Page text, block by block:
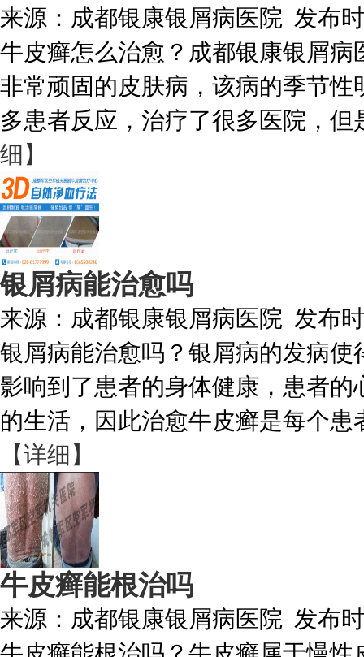
来源： 成都银康银屑病医院 发布
牛皮癣怎么治愈？成都银康银屑
非常顽固的皮肤病，该病的季节
多患者反应，治疗了很多医院，
细】
银屑病能治愈吗
来源： 成都银康银屑病医院 发布
银屑病能治愈吗？银屑病的发病
影响到了患者的身体健康，患者
的生活，因此治愈牛皮癣是每个
【详细】
牛皮癣能根治吗
来源： 成都银康银屑病医院 发布